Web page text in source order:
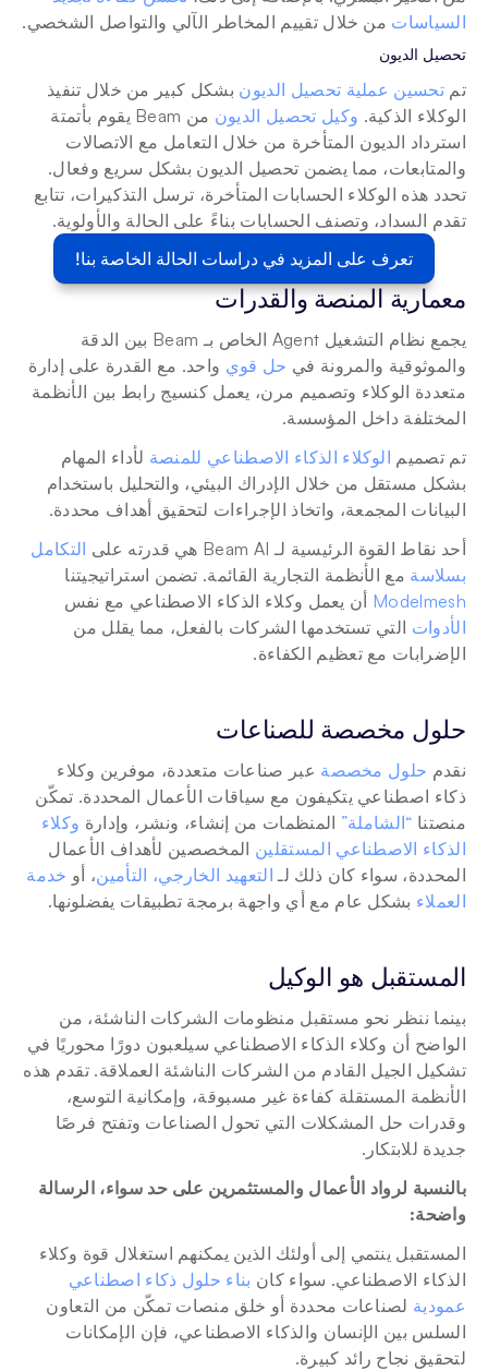
السياسات من خلال تقييم المخاطر الآلي والتواصل الشخصي.
تحصيل الديون
تم تحسين عملية تحصيل الديون
الوكلاء الذكية. وكيل تحصيل الديون
تقدم السداد، وتصنف الحسابات بناءً على الحالة والأولوية.
تعرف على المزيد في دراسات الحالة الخاصة بنا!
معمارية المنصة والقدرات
والموثوقية والمرونة في حل قوي
المختلفة داخل المؤسسة.
تم تصميم الوكلاء الذكاء الاصطناعي للمنصة
البيانات المجمعة، واتخاذ الإجراءات لتحقيق أهداف محددة.
أحد نقاط القوة الرئيسية لـ Beam AI هي قدرته على
بسلاسة مع الأنظمة التجارية القائمة. تضمن استراتيجيتنا
Modelmesh أن يعمل وكلاء الذكاء الاصطناعي مع نفس
الأدوات
الإضرابات مع تعظيم الكفاءة.
حلول مخصصة للصناعات
نقدم حلول مخصصة
منصتنا “الشاملة” المنظمات من إنشاء، ونشر، وإدارة
الذكاء الاصطناعي المستقلين
المحددة، سواء كان ذلك لـ التعهيد الخارجي، التأمين، أو
العملاء بشكل عام مع أي واجهة برمجة تطبيقات يفضلونها.
المستقبل هو الوكيل
جديدة للابتكار.
واضحة:
الذكاء الاصطناعي. سواء كان
عمودية
لتحقيق نجاح رائد كبيرة.